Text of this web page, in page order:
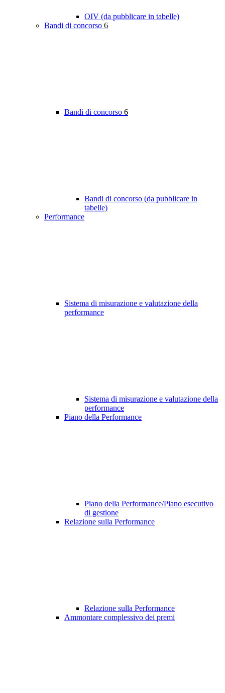
OIV (da pubblicare in tabelle)
Bandi di concorso 6
Bandi di concorso 6
Bandi di concorso (da pubblicare in
tabelle)
Performance
Sistema di misurazione e valutazione della
performance
Sistema di misurazione e valutazione della
performance
Piano della Performance
Piano della Performance/Piano esecutivo
di gestione
Relazione sulla Performance
Relazione sulla Performance
Ammontare complessivo dei premi